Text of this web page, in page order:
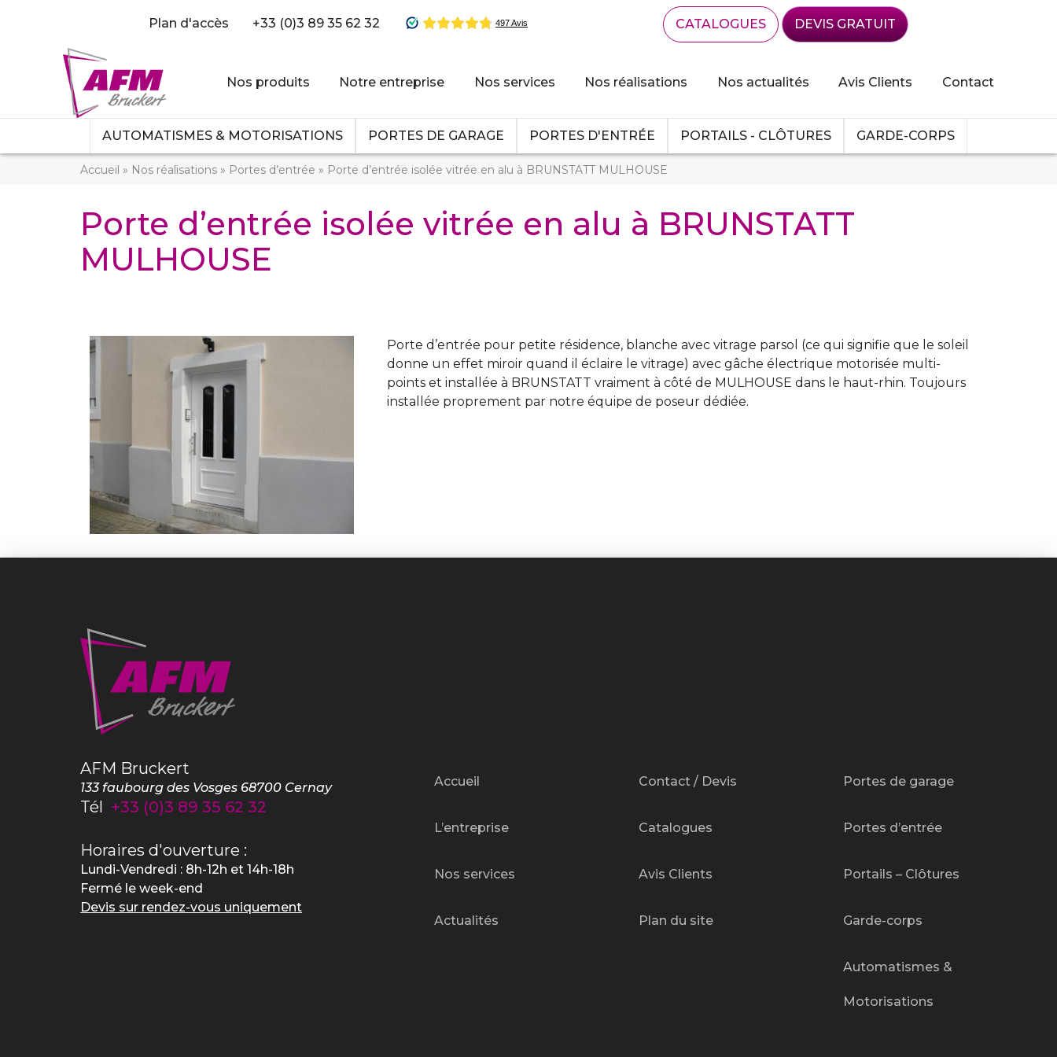
Plan d'accès +33 (0)3 89 35 62 32 CATALOGUES DEVIS GRATUIT
Nos produits Notre entreprise Nos services Nos réalisations Nos actualités Avis Clients Contact
AUTOMATISMES & MOTORISATIONS PORTES DE GARAGE PORTES D'ENTRÉE PORTAILS - CLÔTURES GARDE-CORPS
Accueil » Nos réalisations » Portes d’entrée » Porte d’entrée isolée vitrée en alu à BRUNSTATT MULHOUSE
Porte d’entrée isolée vitrée en alu à BRUNSTATT
MULHOUSE
Porte d’entrée pour petite résidence, blanche avec vitrage parsol (ce qui signifie que le soleil
donne un effet miroir quand il éclaire le vitrage) avec gâche électrique motorisée multi-
points et installée à BRUNSTATT vraiment à côté de MULHOUSE dans le haut-rhin. Toujours
installée proprement par notre équipe de poseur dédiée.
AFM Bruckert
133 faubourg des Vosges 68700 Cernay
Tél +33 (0)3 89 35 62 32
Horaires d'ouverture :
Lundi-Vendredi : 8h-12h et 14h-18h
Fermé le week-end
Devis sur rendez-vous uniquement
Accueil
L’entreprise
Nos services
Actualités
Contact / Devis
Catalogues
Avis Clients
Plan du site
Portes de garage
Portes d’entrée
Portails – Clôtures
Garde-corps
Automatismes &
Motorisations